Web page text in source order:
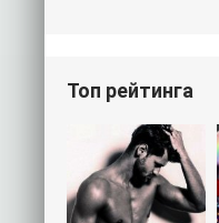
Топ рейтинга